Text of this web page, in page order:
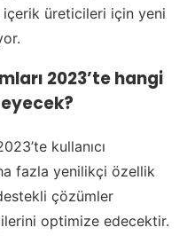
içerik üreticileri için yeni
2023’te hangi
kullanıcı
fazla yenilikçi özellik
çözümler
optimize edecektir.